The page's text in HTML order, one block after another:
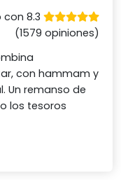
8.3
(1579 opiniones)
con hammam y
Un remanso de
los tesoros